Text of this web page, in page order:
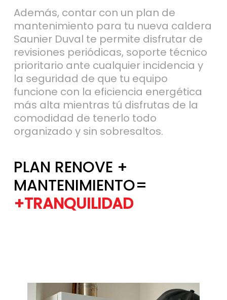
mantenimiento para tu nueva caldera
Saunier Duval te permite disfrutar de
revisiones periódicas, soporte técnico
prioritario ante cualquier incidencia y
la seguridad de que tu equipo
funcione con la eficiencia energética
más alta mientras tú disfrutas de la
comodidad de tenerlo todo
organizado y sin sobresaltos.
MANTENIMIENTO=
+TRANQUILIDAD
+EFICIENCIA